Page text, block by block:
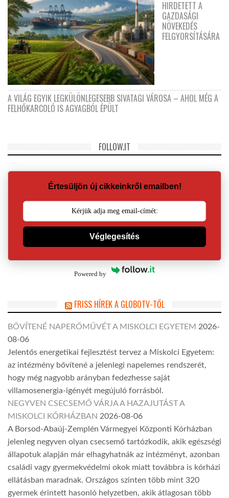
HIRDETETT A
GAZDASÁGI
NÖVEKEDÉS
FELGYORSÍTÁSÁRA
A VILÁG EGYIK LEGKÜLÖNLEGESEBB SIVATAGI VÁROSA – AHOL MÉG A
FELHŐKARCOLÓ IS AGYAGBÓL ÉPÜLT
FOLLOW.IT
Értesüljön új cikkeinkről emailben!
Véglegesítés
Powered by
FRISS HÍREK A GLOBOTV-TŐL
BŐVÍTENÉ NAPERŐMŰVÉT A MISKOLCI EGYETEM 2026-
08-06
Jelentős energetikai fejlesztést tervez a Miskolci Egyetem:
az intézmény bővítené a jelenlegi napelemes rendszerét,
hogy még nagyobb arányban fedezhesse saját
villamosenergia-igényét megújuló forrásból.
NEGYVEN CSECSEMŐ VÁRJA A HAZAJUTÁST A
MISKOLCI KÓRHÁZBAN 2026-08-06
A Borsod-Abaúj-Zemplén Vármegyei Központi Kórházban
jelenleg negyven olyan csecsemő tartózkodik, akik egészségi
állapotuk alapján már elhagyhatnák az intézményt, azonban
családi vagy gyermekvédelmi okok miatt továbbra is kórházi
ellátásban maradnak. Országos szinten több mint 320
gyermek érintett hasonló helyzetben, akik átlagosan több